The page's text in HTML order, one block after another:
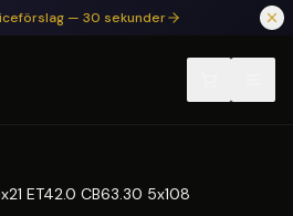
— 30 sekunder
ET42.0 CB63.30 5x108